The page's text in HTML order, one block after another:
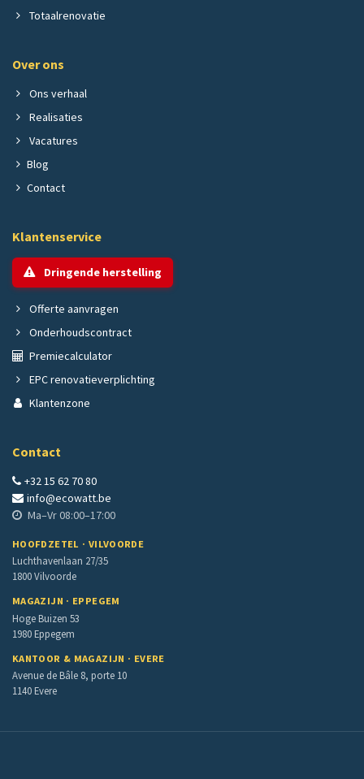
Totaalrenovatie
Over ons
Ons verhaal
Realisaties
Vacatures
Blog
Contact
Klantenservice
Dringende herstelling
Offerte aanvragen
Onderhoudscontract
Premiecalculator
EPC renovatieverplichting
Klantenzone
Contact
+32 15 62 70 80
info@ecowatt.be
Ma–Vr 08:00–17:00
HOOFDZETEL · VILVOORDE
Luchthavenlaan 27/35
1800 Vilvoorde
MAGAZIJN · EPPEGEM
Hoge Buizen 53
1980 Eppegem
KANTOOR & MAGAZIJN · EVERE
Avenue de Bâle 8, porte 10
1140 Evere